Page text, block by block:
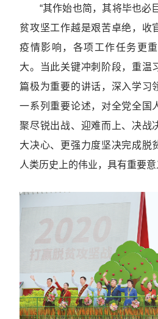
“其作始也简，其将毕也必
贫攻坚工作越是艰苦卓绝，收
疫情影响，各项工作任务更
大。当此关键冲刺阶段，重温
篇极为重要的讲话，深入学习
一系列重要论述，对全党全国
聚尽锐出战、迎难而上、决战
大决心、更强力度坚决完成脱
人类历史上的伟业，具有重要意